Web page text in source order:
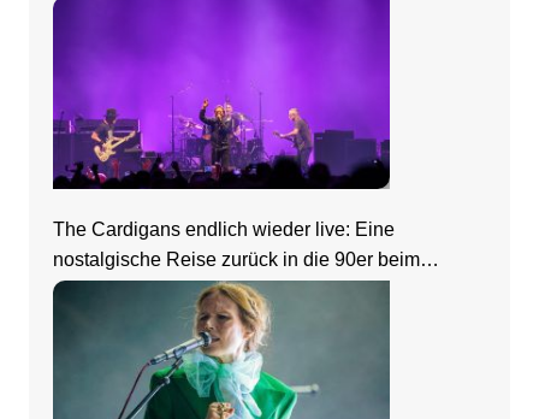
The Cardigans endlich wieder live: Eine
nostalgische Reise zurück in die 90er beim
Zeltfestival Rhein-Neckar